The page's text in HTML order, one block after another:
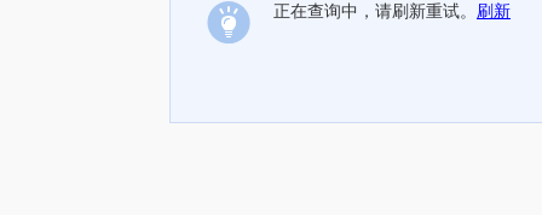
正在查询中，请刷新重试。 刷新